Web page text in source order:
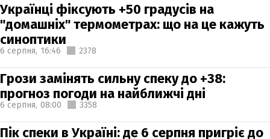
Українці фіксують +50 градусів на
"домашніх" термометрах: що на це кажуть
синоптики
6 серпня, 16:46 2378
Грози замінять сильну спеку до +38:
прогноз погоди на найближчі дні
6 серпня, 08:00 3358
Пік спеки в Україні: де 6 серпня пригріє до